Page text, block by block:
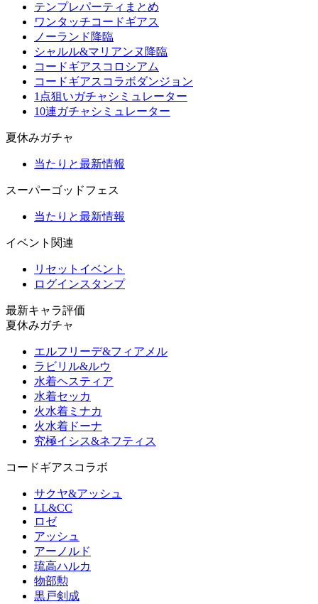
テンプレパーティまとめ
ワンタッチコードギアス
ノーランド降臨
シャルル&マリアンヌ降臨
コードギアスコロシアム
コードギアスコラボダンジョン
1点狙いガチャシミュレーター
10連ガチャシミュレーター
夏休みガチャ
当たりと最新情報
スーパーゴッドフェス
当たりと最新情報
イベント関連
リセットイベント
ログインスタンプ
最新キャラ評価
夏休みガチャ
エルフリーデ&フィアメル
ラビリル&ルウ
水着ヘスティア
水着セッカ
火水着ミナカ
火水着ドーナ
究極イシス&ネフティス
コードギアスコラボ
サクヤ&アッシュ
LL&CC
ロゼ
アッシュ
アーノルド
琉高ハルカ
物部勲
黒戸剣成